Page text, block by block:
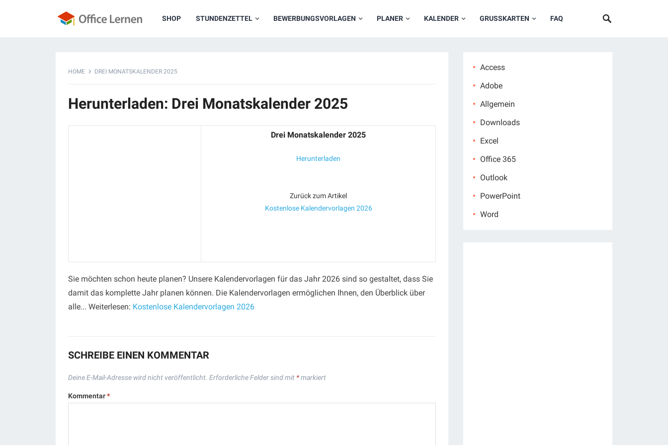
SHOP STUNDENZETTEL BEWERBUNGSVORLAGEN PLANER KALENDER GRUSSKARTEN FAQ
HOME DREI MONATSKALENDER 2025
Herunterladen: Drei Monatskalender 2025
Drei Monatskalender 2025
Herunterladen
Zurück zum Artikel
Kostenlose Kalendervorlagen 2026
Sie möchten schon heute planen? Unsere Kalendervorlagen für das Jahr 2026 sind so gestaltet, dass Sie
damit das komplette Jahr planen können. Die Kalendervorlagen ermöglichen Ihnen, den Überblick über
alle... Weiterlesen: Kostenlose Kalendervorlagen 2026
SCHREIBE EINEN KOMMENTAR
Deine E-Mail-Adresse wird nicht veröffentlicht. Erforderliche Felder sind mit *markiert
Kommentar*
Access
Adobe
Allgemein
Downloads
Excel
Office 365
Outlook
PowerPoint
Word